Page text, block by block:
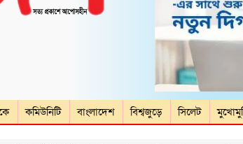
কমিউনিটি বাংলাদেশ বিশ্বজুড়ে সিলেট